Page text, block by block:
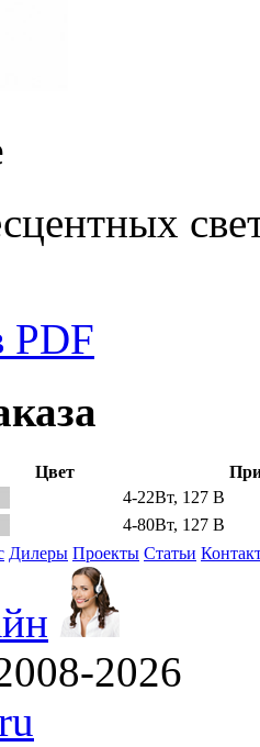
PDF
Цвет
4-22Вт, 127 В
4-80Вт, 127 В
Дилеры Проекты Статьи
2026